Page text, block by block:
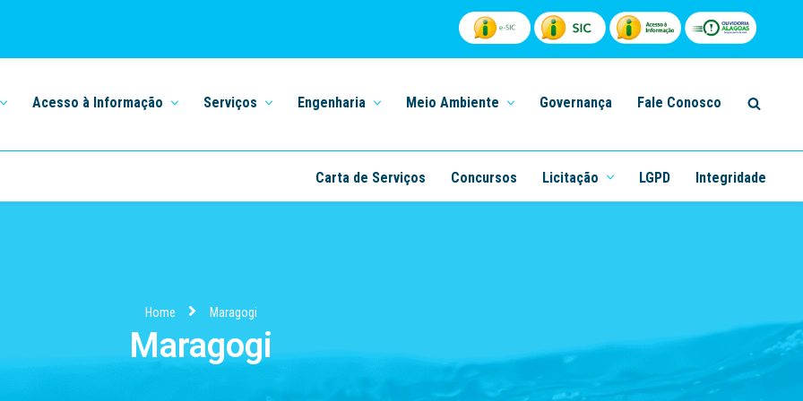
Acesso à Informação Serviços Engenharia Meio Ambiente Governança Fale Conosco
Carta de Serviços Concursos Licitação LGPD Integridade
Home Maragogi
Maragogi